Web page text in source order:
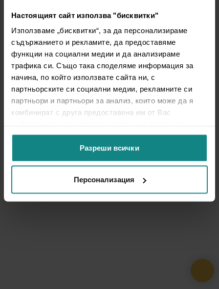
Настоящият сайт използва "бисквитки"
Използваме „бисквитки“, за да персонализираме
съдържанието и рекламите, да предоставяме
функции на социални медии и да анализираме
трафика си. Също така споделяме информация за
начина, по който използвате сайта ни, с
партньорските си социални медии, рекламните си
партньори и партньори за анализ, които може да я
комбинират с друга предоставена им от Вас
ползването от Ваша страна на услугите им.
Разреши всички
Персонализация